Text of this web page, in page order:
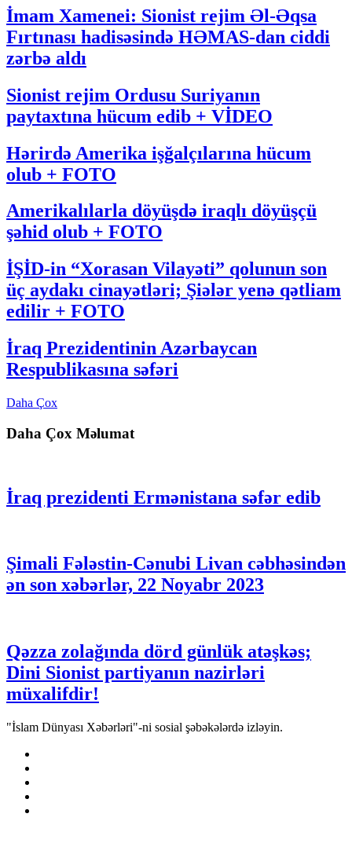
İmam Xamenei: Sionist rejim Əl-Əqsa
Fırtınası hadisəsində HƏMAS-dan ciddi
zərbə aldı
Sionist rejim Ordusu Suriyanın
paytaxtına hücum edib + VİDEO
Hərirdə Amerika işğalçılarına hücum
olub + FOTO
Amerikalılarla döyüşdə iraqlı döyüşçü
şəhid olub + FOTO
İŞİD-in “Xorasan Vilayəti” qolunun son
üç aydakı cinayətləri; Şiələr yenə qətliam
edilir + FOTO
İraq Prezidentinin Azərbaycan
Respublikasına səfəri
Daha Çox
Daha Çox Məlumat
İraq prezidenti Ermənistana səfər edib
Şimali Fələstin-Cənubi Livan cəbhəsindən
ən son xəbərlər, 22 Noyabr 2023
Qəzza zolağında dörd günlük atəşkəs;
Dini Sionist partiyanın nazirləri
müxalifdir!
"İslam Dünyası Xəbərləri"-ni sosial şəbəkələrdə izləyin.